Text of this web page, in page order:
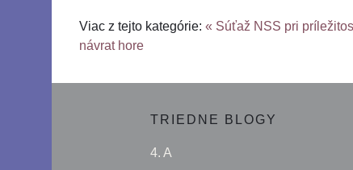
Viac z tejto kategórie: « Súťaž NSS pri
návrat hore
TRIEDNE BLOGY
4. A